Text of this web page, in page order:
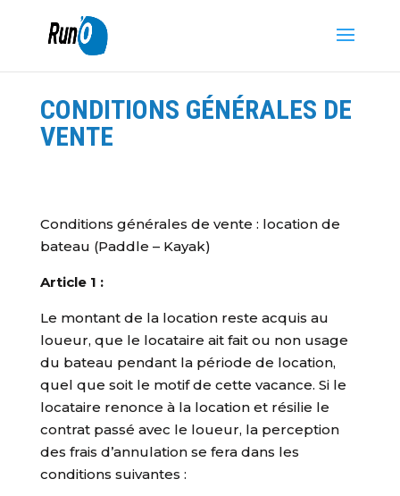
CONDITIONS GÉNÉRALES DE
VENTE
Conditions générales de vente : location de
bateau (Paddle – Kayak)
Article 1 :
Le montant de la location reste acquis au
loueur, que le locataire ait fait ou non usage
du bateau pendant la période de location,
quel que soit le motif de cette vacance. Si le
locataire renonce à la location et résilie le
contrat passé avec le loueur, la perception
des frais d’annulation se fera dans les
conditions suivantes :